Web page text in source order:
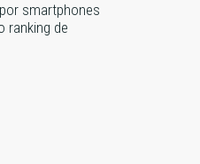
smartphones
ranking de